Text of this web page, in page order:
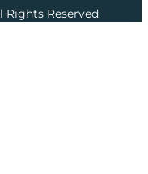
Reserved